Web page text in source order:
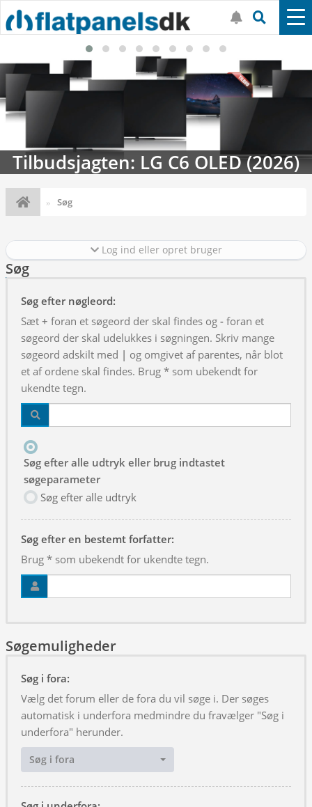
Tilbudsjagten: LG C6 OLED (2026)
Søg
Log ind eller opret bruger
Søg
Søg efter nøgleord:
Sæt + foran et søgeord der skal findes og - foran et
søgeord der skal udelukkes i søgningen. Skriv mange
søgeord adskilt med | og omgivet af parentes, når blot
et af ordene skal findes. Brug * som ubekendt for
ukendte tegn.
Søg efter alle udtryk eller brug indtastet
søgeparameter
Søg efter alle udtryk
Søg efter en bestemt forfatter:
Brug * som ubekendt for ukendte tegn.
Søgemuligheder
Søg i fora:
Vælg det forum eller de fora du vil søge i. Der søges
automatisk i underfora medmindre du fravælger "Søg i
underfora" herunder.
Søg i fora